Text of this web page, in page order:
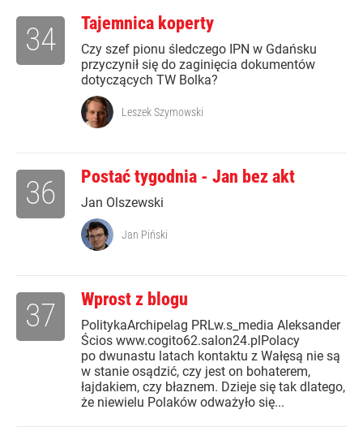
Tajemnica koperty
Czy szef pionu śledczego IPN w Gdańsku
przyczynił się do zaginięcia dokumentów
dotyczących TW Bolka?
34
Leszek Szymowski
Postać tygodnia - Jan bez akt
Jan Olszewski
36
Jan Piński
Wprost z blogu
PolitykaArchipelag PRLw.s_media Aleksander
Ścios www.cogito62.salon24.plPolacy
po dwunastu latach kontaktu z Wałęsą nie są
w stanie osądzić, czy jest on bohaterem,
łajdakiem, czy błaznem. Dzieje się tak dlatego,
że niewielu Polaków odważyło się...
37